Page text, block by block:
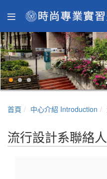
首頁 中心介紹 Introduction
流行設計系聯絡人